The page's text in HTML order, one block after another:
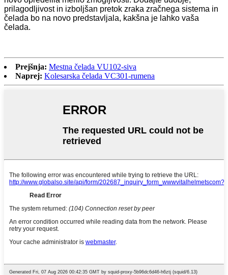
prilagodljivost in izboljšan pretok zraka zračnega sistema in
čelada bo na novo predstavljala, kakšna je lahko vaša
čelada.
Prejšnja: Mestna čelada VU102-siva
Naprej: Kolesarska čelada VC301-rumena